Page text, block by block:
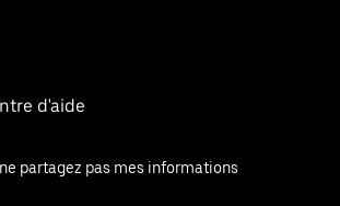
d'aide
partagez pas mes informations